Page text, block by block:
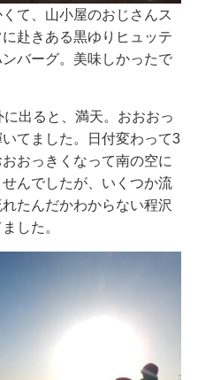
て、山小屋のおじさんス
赴きある黒ゆりヒュッテ
バーグ。美味しかったで
出ると、満天。おおおっ
てました。日付変わって3
おっきくなって南の空に
んでしたが、いくつか流
たんだかわからない程沢
した。